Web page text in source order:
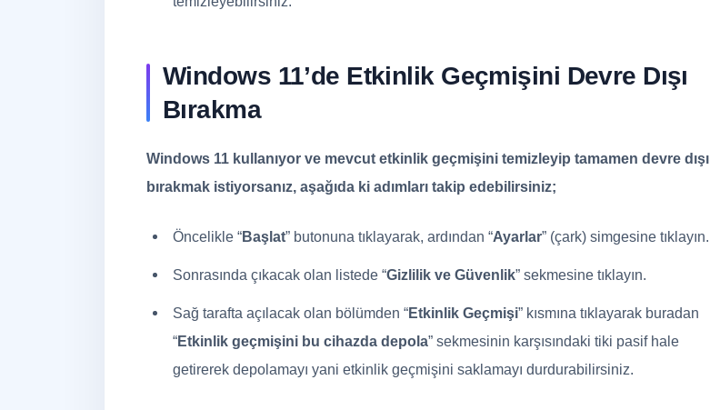
Windows 11’de Etkinlik Geçmişini Devre Dışı
Bırakma
Windows 11 kullanıyor ve mevcut etkinlik geçmişini temizleyip tamamen devre dışı
bırakmak istiyorsanız, aşağıda ki adımları takip edebilirsiniz;
Öncelikle “Başlat” butonuna tıklayarak, ardından “Ayarlar” (çark) simgesine tıklayın.
Sonrasında çıkacak olan listede “Gizlilik ve Güvenlik” sekmesine tıklayın.
Sağ tarafta açılacak olan bölümden “Etkinlik Geçmişi” kısmına tıklayarak buradan
“Etkinlik geçmişini bu cihazda depola” sekmesinin karşısındaki tiki pasif hale
getirerek depolamayı yani etkinlik geçmişini saklamayı durdurabilirsiniz.